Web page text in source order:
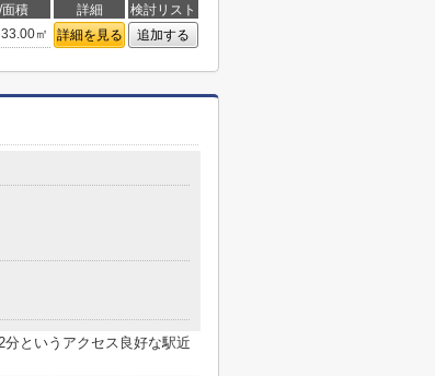
積 詳細
検討リスト
㎡ 詳細を見る 追加する
というアクセス良好な駅近